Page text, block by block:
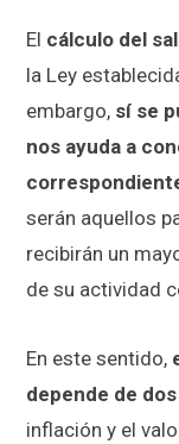
El cálculo del
la Ley
embargo, sí se
nos ayuda a
serán aquellos
recibirán un
de su actividad
En este sentido,
depende de
inflación y el